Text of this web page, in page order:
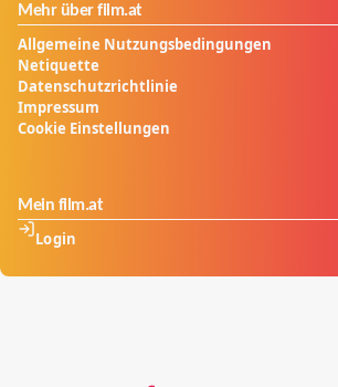
Mehr über film.at
Allgemeine Nutzungsbedingungen
Netiquette
Datenschutzrichtlinie
Impressum
Cookie Einstellungen
Mein film.at
Login